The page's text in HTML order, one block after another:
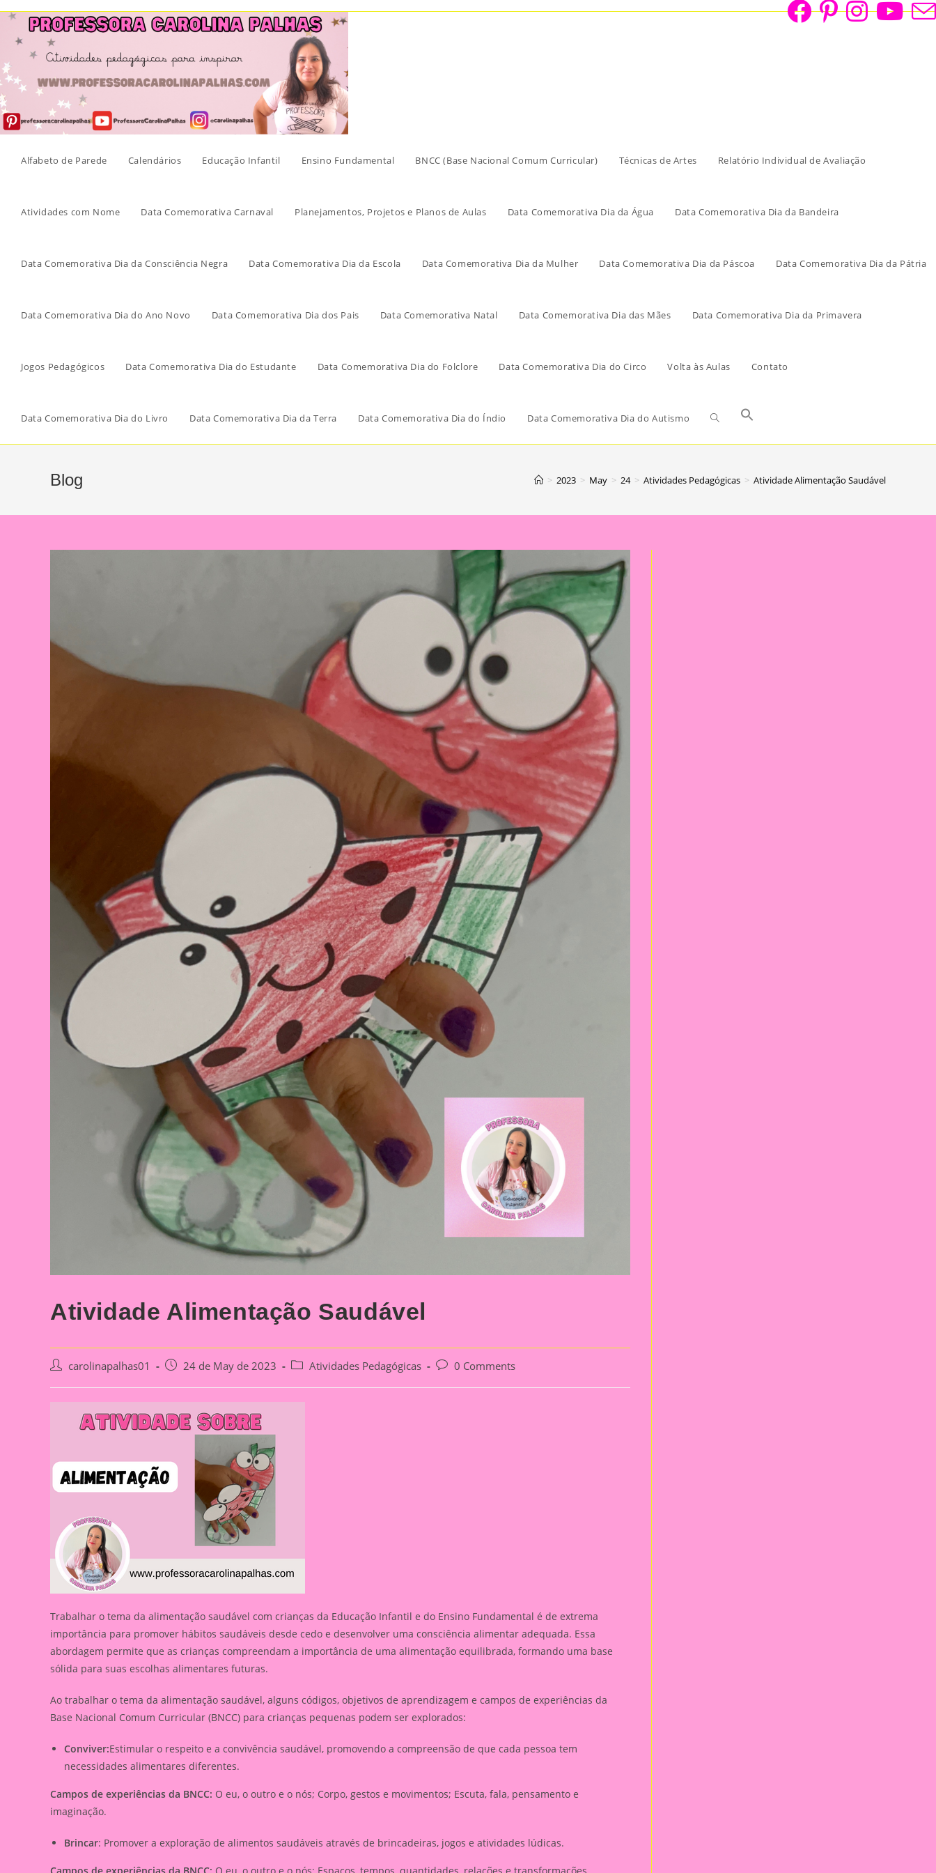
Skip
content
Alfabeto de Parede Calendários Educação Infantil Ensino Fundamental BNCC (Base Nacional Comum Curricular) Técnicas de Artes Relatório Individual de Avaliação
Atividades com Nome Data Comemorativa Carnaval Planejamentos, Projetos e Planos de Aulas Data Comemorativa Dia da Água Data Comemorativa Dia da Bandeira
Data Comemorativa Dia da Consciência Negra Data Comemorativa Dia da Escola Data Comemorativa Dia da Mulher Data Comemorativa Dia da Páscoa Data Comemorativa Dia da Pátria
Data Comemorativa Dia do Ano Novo Data Comemorativa Dia dos Pais Data Comemorativa Natal Data Comemorativa Dia das Mães Data Comemorativa Dia da Primavera
Jogos Pedagógicos Data Comemorativa Dia do Estudante Data Comemorativa Dia do Folclore Data Comemorativa Dia do Circo Volta às Aulas Contato
Data Comemorativa Dia do Livro Data Comemorativa Dia da Terra Data Comemorativa Dia do Índio Data Comemorativa Dia do Autismo
Blog > 2023 > May > 24 > Atividades Pedagógicas > Atividade Alimentação Saudável
Atividade Alimentação Saudável
Post carolinapalhas01
Post 24 de May de 2023
PostAtividades Pedagógicas
Post0 Comments
Trabalhar o tema da alimentação saudável com crianças da Educação Infantil e do Ensino Fundamental é de extrema
importância para promover hábitos saudáveis desde cedo e desenvolver uma consciência alimentar adequada. Essa
abordagem permite que as crianças compreendam a importância de uma alimentação equilibrada, formando uma base
sólida para suas escolhas alimentares futuras.
Ao trabalhar o tema da alimentação saudável, alguns códigos, objetivos de aprendizagem e campos de experiências da
Base Nacional Comum Curricular (BNCC) para crianças pequenas podem ser explorados:
Conviver:Estimular o respeito e a convivência saudável, promovendo a compreensão de que cada pessoa tem
necessidades alimentares diferentes.
Campos de experiências da BNCC: O eu, o outro e o nós; Corpo, gestos e movimentos; Escuta, fala, pensamento e
imaginação.
Brincar: Promover a exploração de alimentos saudáveis através de brincadeiras, jogos e atividades lúdicas.